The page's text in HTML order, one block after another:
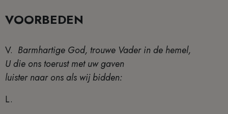
VOORBEDEN
V. Barmhartige God, trouwe Vader in de hemel,
U die ons toerust met uw gaven
luister naar ons als wij bidden:
L.